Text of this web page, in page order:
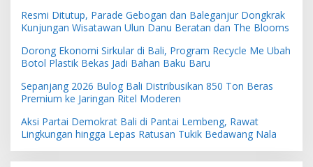
Resmi Ditutup, Parade Gebogan dan Baleganjur Dongkrak
Kunjungan Wisatawan Ulun Danu Beratan dan The Blooms
Dorong Ekonomi Sirkular di Bali, Program Recycle Me Ubah
Botol Plastik Bekas Jadi Bahan Baku Baru
Sepanjang 2026 Bulog Bali Distribusikan 850 Ton Beras
Premium ke Jaringan Ritel Moderen
Aksi Partai Demokrat Bali di Pantai Lembeng, Rawat
Lingkungan hingga Lepas Ratusan Tukik Bedawang Nala